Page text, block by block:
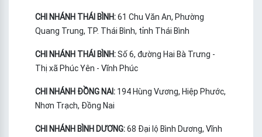
CHI NHÁNH THÁI BÌNH:61 Chu Văn An, Phường
Quang Trung, TP. Thái Bình, tỉnh Thái Bình
CHI NHÁNH THÁI BÌNH:Số 6, đường Hai Bà Trưng -
Thị xã Phúc Yên - Vĩnh Phúc
CHI NHÁNH ĐỒNG NAI: 194 Hùng Vương, Hiệp Phước,
Nhơn Trạch, Đồng Nai
CHI NHÁNH BÌNH DƯƠNG:68 Đại lộ Bình Dương, Vĩnh